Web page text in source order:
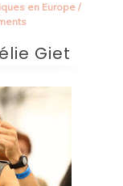
en Europe/
Giet